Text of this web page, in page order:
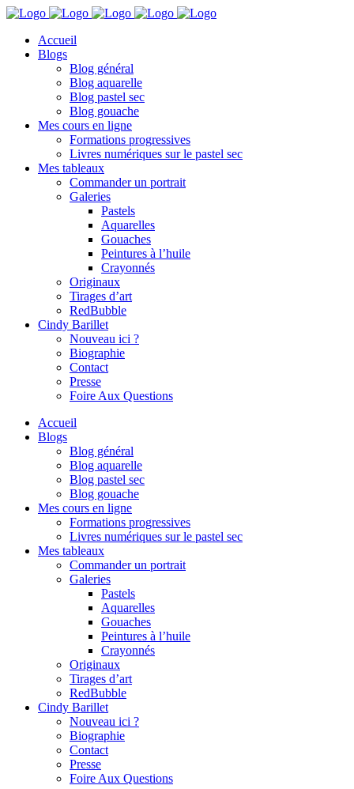
Accueil
Blogs
Blog général
Blog aquarelle
Blog pastel sec
Blog gouache
Mes cours en ligne
Formations progressives
Livres numériques sur le pastel sec
Mes tableaux
Commander un portrait
Galeries
Pastels
Aquarelles
Gouaches
Peintures à l’huile
Crayonnés
Originaux
Tirages d’art
RedBubble
Cindy Barillet
Nouveau ici ?
Biographie
Contact
Presse
Foire Aux Questions
Accueil
Blogs
Blog général
Blog aquarelle
Blog pastel sec
Blog gouache
Mes cours en ligne
Formations progressives
Livres numériques sur le pastel sec
Mes tableaux
Commander un portrait
Galeries
Pastels
Aquarelles
Gouaches
Peintures à l’huile
Crayonnés
Originaux
Tirages d’art
RedBubble
Cindy Barillet
Nouveau ici ?
Biographie
Contact
Presse
Foire Aux Questions